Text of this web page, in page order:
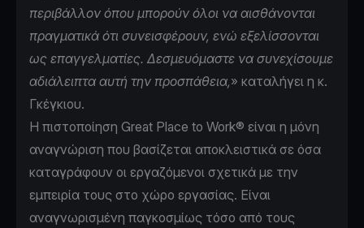
περιβάλλον όπου μπορούν όλοι να αισθάνονται
πραγματικά ότι συνεισφέρουν, ενώ εξελίσσονται
ως επαγγελματίες. Δεσμευόμαστε να συνεχίσουμε
αδιάλειπτα αυτή την προσπάθεια,» καταλήγει η κ.
Γκέγκιου.
Η πιστοποίηση Great Place to Work® είναι η μόνη
αναγνώριση που βασίζεται αποκλειστικά σε όσα
καταγράφουν οι εργαζόμενοι σχετικά με την
εμπειρία τους στο χώρο εργασίας. Είναι
αναγνωρισμένη παγκοσμίως τόσο από τους